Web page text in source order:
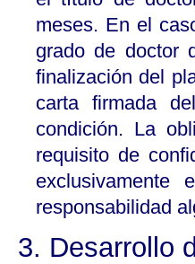
meses. En el
grado de doctor
finalización del
carta firmada
condición. La
requisito de
exclusivamente
responsabilidad
3. Desarrollo